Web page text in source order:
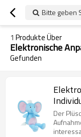
Bitte geben
1 Produkte Über
Elektronische
Gefunden
Der